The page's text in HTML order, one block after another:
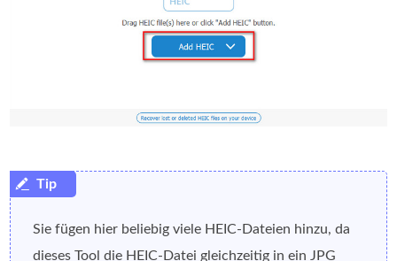
Sie fügen hier beliebig viele HEIC-Dateien hinzu, da
dieses Tool die HEIC-Datei gleichzeitig in ein JPG